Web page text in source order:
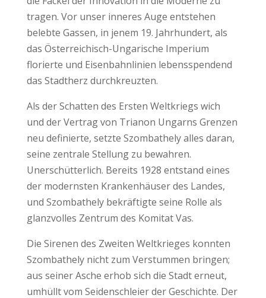
tragen. Vor unser inneres Auge entstehen
belebte Gassen, in jenem 19. Jahrhundert, als
das Österreichisch-Ungarische Imperium
florierte und Eisenbahnlinien lebensspendend
das Stadtherz durchkreuzten.
Als der Schatten des Ersten Weltkriegs wich
und der Vertrag von Trianon Ungarns Grenzen
neu definierte, setzte Szombathely alles daran,
seine zentrale Stellung zu bewahren.
Unerschütterlich. Bereits 1928 entstand eines
der modernsten Krankenhäuser des Landes,
und Szombathely bekräftigte seine Rolle als
glanzvolles Zentrum des Komitat Vas.
Die Sirenen des Zweiten Weltkrieges konnten
Szombathely nicht zum Verstummen bringen;
aus seiner Asche erhob sich die Stadt erneut,
umhüllt vom Seidenschleier der Geschichte. Der